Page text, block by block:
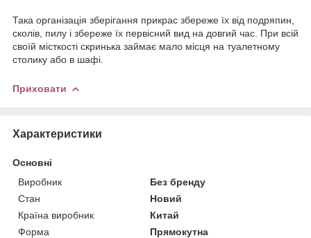
Така організація зберігання прикрас збереже їх від подряпин,
сколів, пилу і збереже їх первісний вид на довгий час. При всій
своїй місткості скринька займає мало місця на туалетному
столику або в шафі.
Приховати
Характеристики
Основні
Виробник
Без бренду
Стан
Новий
Країна виробник
Китай
Форма
Прямокутна